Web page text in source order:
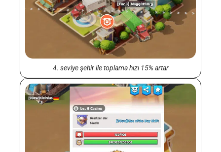
4. seviye şehir ile toplama hızı 15% artar